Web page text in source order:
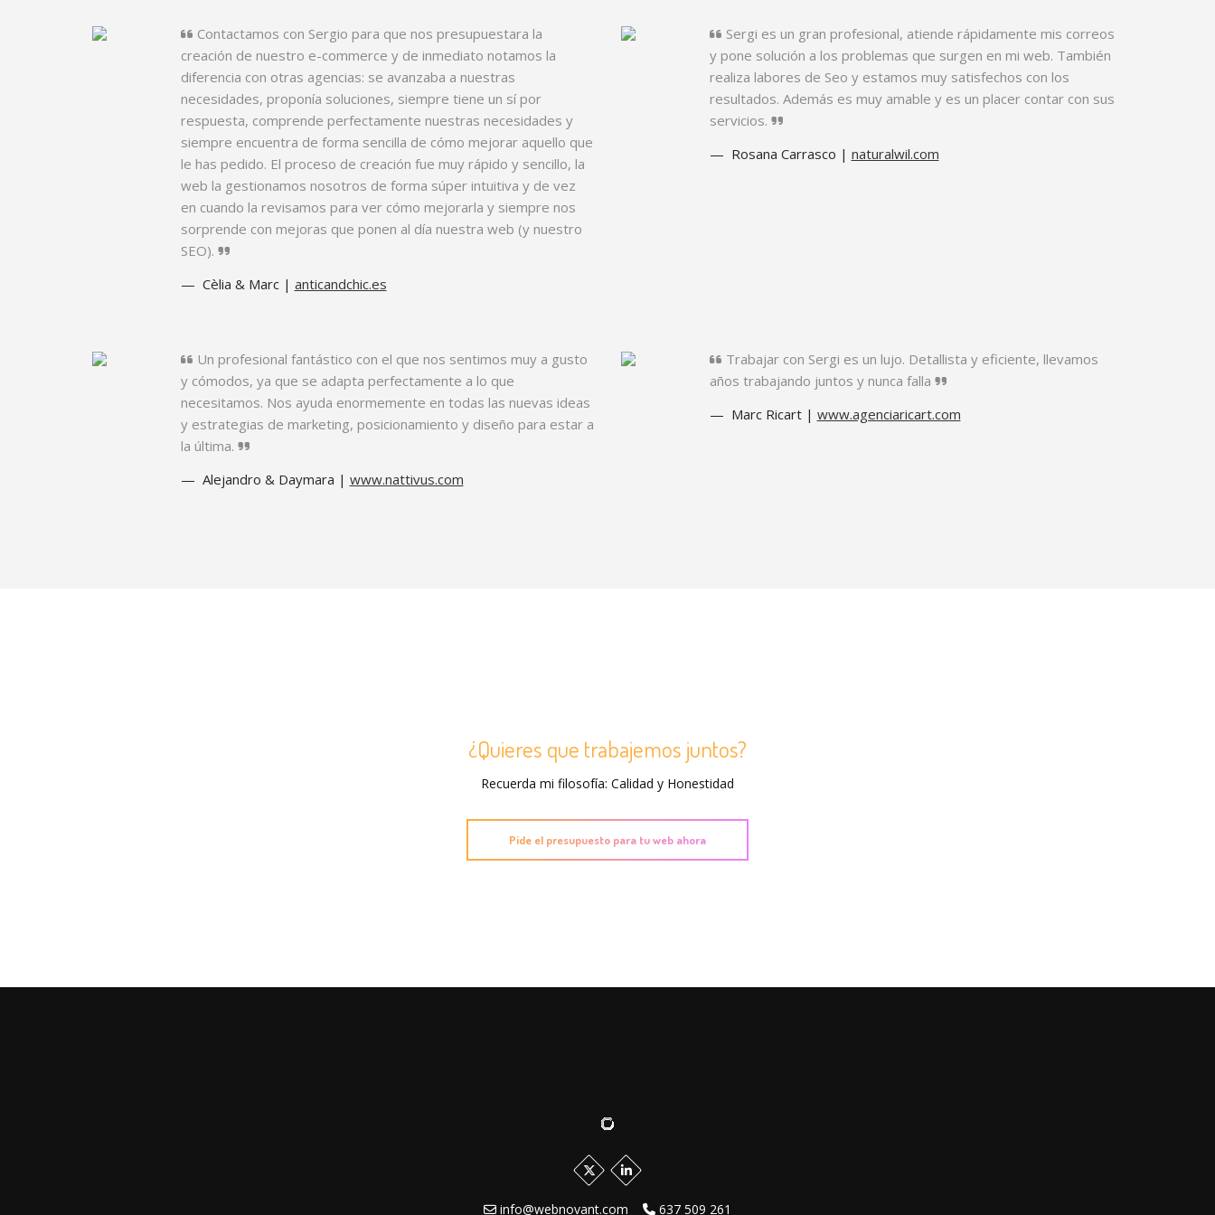
Contactamos con Sergio para que nos presupuestara la
creación de nuestro e-commerce y de inmediato notamos la
diferencia con otras agencias: se avanzaba a nuestras
necesidades, proponía soluciones, siempre tiene un sí por
respuesta, comprende perfectamente nuestras necesidades y
siempre encuentra de forma sencilla de cómo mejorar aquello que
le has pedido. El proceso de creación fue muy rápido y sencillo, la
web la gestionamos nosotros de forma súper intuitiva y de vez
en cuando la revisamos para ver cómo mejorarla y siempre nos
sorprende con mejoras que ponen al día nuestra web (y nuestro
SEO).
Cèlia & Marc | anticandchic.es
Sergi es un gran profesional, atiende rápidamente mis correos
y pone solución a los problemas que surgen en mi web. También
realiza labores de Seo y estamos muy satisfechos con los
resultados. Además es muy amable y es un placer contar con sus
servicios.
Rosana Carrasco | naturalwil.com
Un profesional fantástico con el que nos sentimos muy a gusto
y cómodos, ya que se adapta perfectamente a lo que
necesitamos. Nos ayuda enormemente en todas las nuevas ideas
y estrategias de marketing, posicionamiento y diseño para estar a
la última.
Alejandro & Daymara | www.nattivus.com
Trabajar con Sergi es un lujo. Detallista y eficiente, llevamos
años trabajando juntos y nunca falla
Marc Ricart | www.agenciaricart.com
¿Quieres que trabajemos juntos?
Recuerda mi filosofía: Calidad y Honestidad
Pide el presupuesto para tu web ahora
info@webnovant.com 637 509 261